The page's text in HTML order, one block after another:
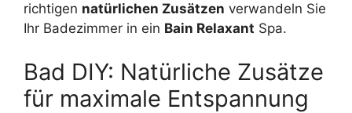
richtigen natürlichen Zusätzen verwandeln Sie
Ihr Badezimmer in ein Bain Relaxant Spa.
Bad DIY: Natürliche Zusätze
für maximale Entspannung